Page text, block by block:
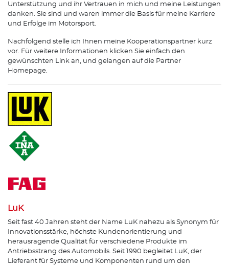
Unterstützung und ihr Vertrauen in mich und meine Leistungen
danken. Sie sind und waren immer die Basis für meine Karriere
und Erfolge im Motorsport.
Nachfolgend stelle ich Ihnen meine Kooperationspartner kurz
vor. Für weitere Informationen klicken Sie einfach den
gewünschten Link an, und gelangen auf die Partner
Homepage.
LuK
Seit fast 40 Jahren steht der Name LuK nahezu als Synonym für
Innovationsstärke, höchste Kundenorientierung und
herausragende Qualität für verschiedene Produkte im
Antriebsstrang des Automobils. Seit 1990 begleitet LuK, der
Lieferant für Systeme und Komponenten rund um den